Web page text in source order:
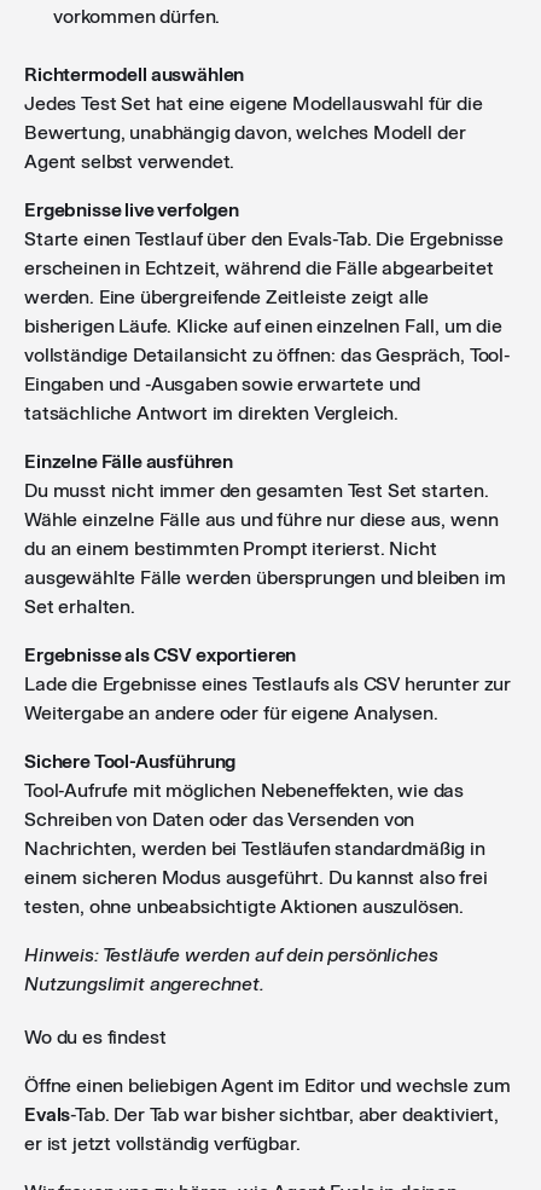
vorkommen dürfen.
Richtermodell auswählen
Jedes Test Set hat eine eigene Modellauswahl für die
Bewertung, unabhängig davon, welches Modell der
Agent selbst verwendet.
Ergebnisse live verfolgen
Starte einen Testlauf über den Evals-Tab. Die Ergebnisse
erscheinen in Echtzeit, während die Fälle abgearbeitet
werden. Eine übergreifende Zeitleiste zeigt alle
bisherigen Läufe. Klicke auf einen einzelnen Fall, um die
vollständige Detailansicht zu öffnen: das Gespräch, Tool-
Eingaben und -Ausgaben sowie erwartete und
tatsächliche Antwort im direkten Vergleich.
Einzelne Fälle ausführen
Du musst nicht immer den gesamten Test Set starten.
Wähle einzelne Fälle aus und führe nur diese aus, wenn
du an einem bestimmten Prompt iterierst. Nicht
ausgewählte Fälle werden übersprungen und bleiben im
Set erhalten.
Ergebnisse als CSV exportieren
Lade die Ergebnisse eines Testlaufs als CSV herunter zur
Weitergabe an andere oder für eigene Analysen.
Sichere Tool-Ausführung
Tool-Aufrufe mit möglichen Nebeneffekten, wie das
Schreiben von Daten oder das Versenden von
Nachrichten, werden bei Testläufen standardmäßig in
einem sicheren Modus ausgeführt. Du kannst also frei
testen, ohne unbeabsichtigte Aktionen auszulösen.
Hinweis: Testläufe werden auf dein persönliches
Nutzungslimit angerechnet.
Wo du es findest
Öffne einen beliebigen Agent im Editor und wechsle zum
Evals-Tab. Der Tab war bisher sichtbar, aber deaktiviert,
er ist jetzt vollständig verfügbar.